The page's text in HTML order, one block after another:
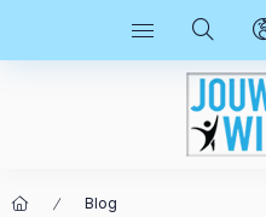
Blog